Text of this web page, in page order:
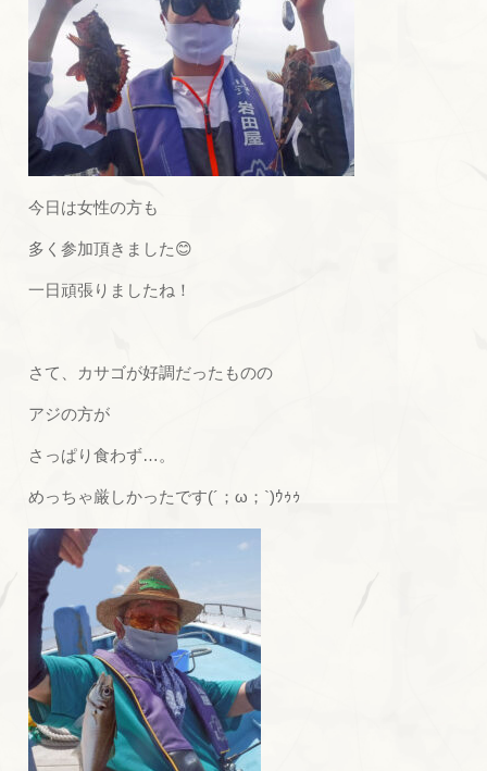
今日は女性の方も
多く参加頂きました😊
一日頑張りましたね！
さて、カサゴが好調だったものの
アジの方が
さっぱり食わず…。
めっちゃ厳しかったです(´；ω；`)ｳｩｩ